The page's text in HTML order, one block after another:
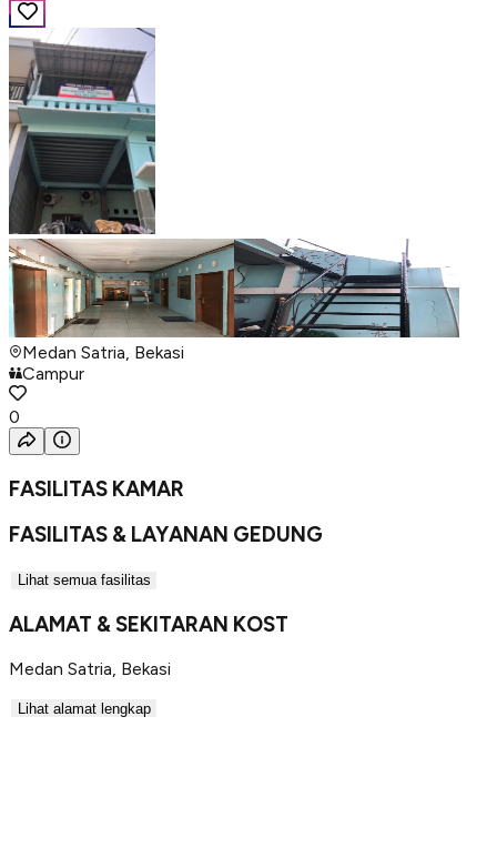
Medan Satria, Bekasi
Campur
0
FASILITAS KAMAR
FASILITAS & LAYANAN GEDUNG
Lihat semua fasilitas
ALAMAT & SEKITARAN KOST
Medan Satria, Bekasi
Lihat alamat lengkap